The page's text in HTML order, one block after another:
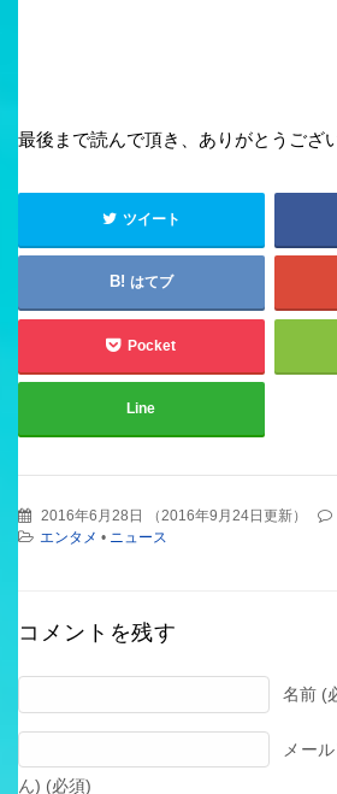
最後まで読んで頂き、ありがとうござ
ツイート
はてブ
Pocket
Line
2016年6月28日 （ 2016年9月24日更新）
エンタメ • ニュース
コメントを残す
名前 (
メー
ん) (必須)